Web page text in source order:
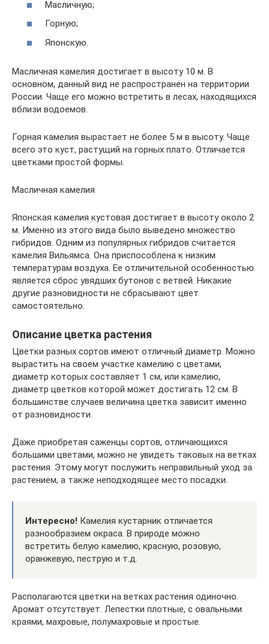
Масличную;
Горную;
Японскую.
Масличная камелия достигает в высоту 10 м. В
основном, данный вид не распространен на территории
России. Чаще его можно встретить в лесах, находящихся
вблизи водоемов.
Горная камелия вырастает не более 5 м в высоту. Чаще
всего это куст, растущий на горных плато. Отличается
цветками простой формы.
Масличная камелия
Японская камелия кустовая достигает в высоту около 2
м. Именно из этого вида было выведено множество
гибридов. Одним из популярных гибридов считается
камелия Вильямса. Она приспособлена к низким
температурам воздуха. Ее отличительной особенностью
является сброс увядших бутонов с ветвей. Никакие
другие разновидности не сбрасывают цвет
самостоятельно.
Описание цветка растения
Цветки разных сортов имеют отличный диаметр. Можно
вырастить на своем участке камелию с цветами,
диаметр которых составляет 1 см, или камелию,
диаметр цветков которой может достигать 12 см. В
большинстве случаев величина цветка зависит именно
от разновидности.
Даже приобретая саженцы сортов, отличающихся
большими цветами, можно не увидеть таковых на ветках
растения. Этому могут послужить неправильный уход за
растением, а также неподходящее место посадки.
Интересно! Камелия кустарник отличается
разнообразием окраса. В природе можно
встретить белую камелию, красную, розовую,
оранжевую, пеструю и т.д.
Располагаются цветки на ветках растения одиночно.
Аромат отсутствует. Лепестки плотные, с овальными
краями, махровые, полумахровые и простые.